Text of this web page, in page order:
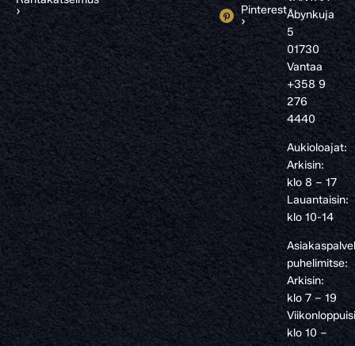
›
Pinterest
›
Åbynkuja
5
01730
Vantaa
+358 9
276
4440
Aukioloajat:
Arkisin:
klo 8 – 17
Lauantaisin:
klo 10-14
puhelimitse:
Arkisin:
klo 7 – 19
klo 10 –